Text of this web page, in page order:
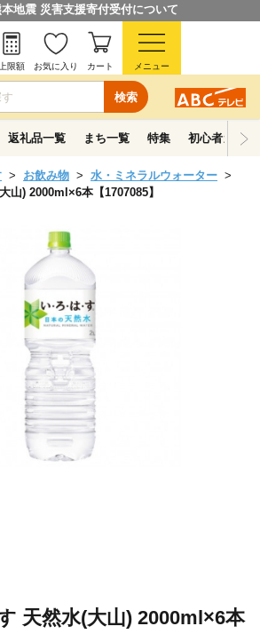
地震 災害支援寄付受付について
検索
上限額 お気に入り カート メニュー
返礼品一覧 まち一覧 特集 初心者ガイド
お飲み物
水・ミネラルウォーター
山) 2000ml×6本【1707085】
天然水(大山) 2000ml×6本